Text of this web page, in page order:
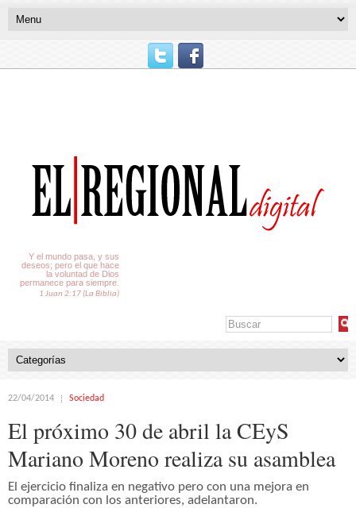
Y el mundo pasa, y sus
deseos; pero el que hace
la voluntad de Dios
permanece para siempre.
1 Juan 2:17 (La Biblia)
22/04/2014 Sociedad
El próximo 30 de abril la CEyS
Mariano Moreno realiza su asamblea
El ejercicio finaliza en negativo pero con una mejora en
comparación con los anteriores, adelantaron.